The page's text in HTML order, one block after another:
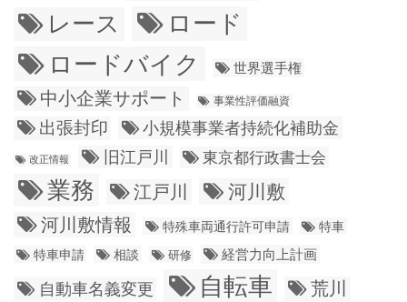
レース
ロード
ロードバイク
世界選手権
中小企業サポート 事業性評価融資
出張封印 小規模事業者持続化補助金
改正情報 旧江戸川 東京都行政書士会
業務 江戸川
河川敷
河川敷情報
特殊車両通行許可申請
特車
特車申請
相談 研修 経営力向上計画
自動車名義変更 自転車 荒川